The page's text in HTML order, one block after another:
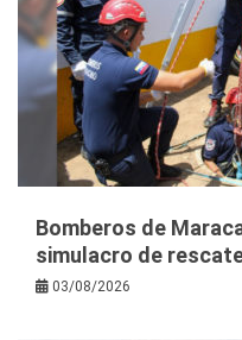
Bomberos de
simulacro de
03/08/2026